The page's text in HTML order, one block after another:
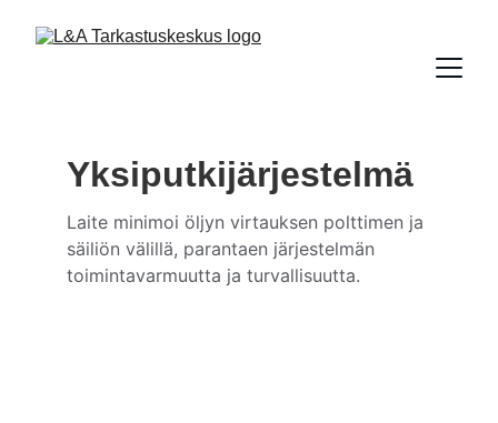
Yksiputkijärjestelmä
Laite minimoi öljyn virtauksen polttimen ja
säiliön välillä, parantaen järjestelmän
toimintavarmuutta ja turvallisuutta.